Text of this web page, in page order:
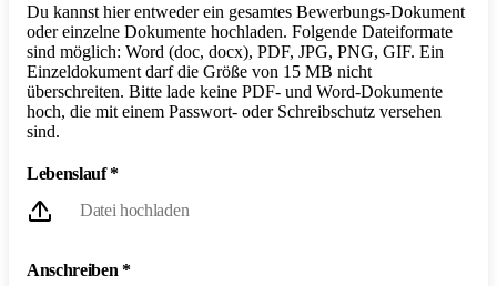
Du kannst hier entweder ein gesamtes Bewerbungs-Dokument
oder einzelne Dokumente hochladen. Folgende Dateiformate
sind möglich: Word (doc, docx), PDF, JPG, PNG, GIF. Ein
Einzeldokument darf die Größe von 15 MB nicht
überschreiten. Bitte lade keine PDF- und Word-Dokumente
hoch, die mit einem Passwort- oder Schreibschutz versehen
sind.
Lebenslauf*
Datei hochladen
Anschreiben*